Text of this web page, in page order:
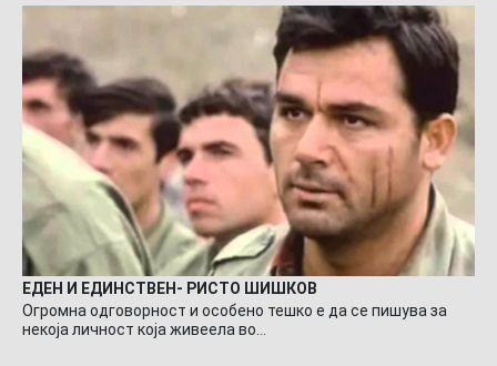
ЕДЕН И ЕДИНСТВЕН- РИСТО ШИШКОВ
Огромна одговорност и особено тешко е да се пишува за
некоја личност која живеела во…